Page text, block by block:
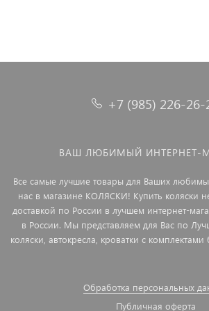
+7 (985) 226-26-
ВАШ ЛЮБИМЫЙ ИНТЕРНЕТ-
Все самые лучшие товары для Ваших
нас в магазине КОЛЯСКИ! Купить коляски
доставкой по России в лучшем интернет-
в России. Мы представляем для Вас по
коляски, автокресла, кроватки с
Обработка персональных
Публичная оферта